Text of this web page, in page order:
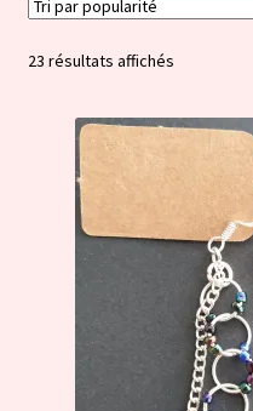
23 résultats affichésTrié
popularité